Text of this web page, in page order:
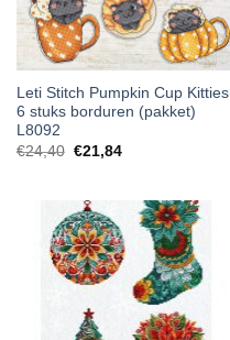
Leti Stitch Pumpkin Cup Kitties
6 stuks borduren (pakket)
L8092
€24,40 €21,84